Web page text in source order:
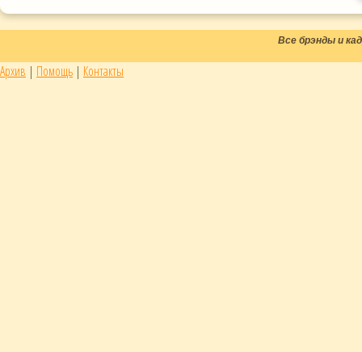
Все брэнды и
Архив | Помощь | Контакты